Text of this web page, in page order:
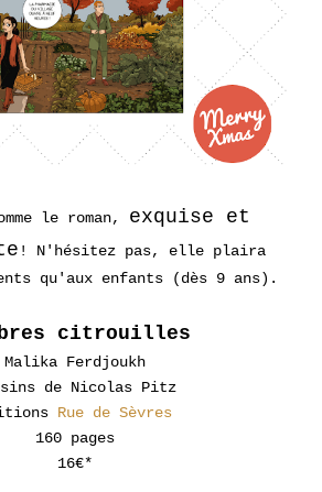
le roman, exquise et
! N'hésitez pas, elle plaira
qu'aux enfants (dès 9 ans).
citrouilles
Malika Ferdjoukh
de Nicolas Pitz
Rue de Sèvres
160 pages
16€*